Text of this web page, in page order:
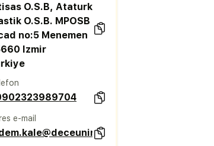
O.S.B, Ataturk
O.S.B. MPOSB
no:5 Menemen
Izmir
e-mail